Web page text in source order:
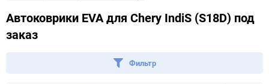
Автоковрики EVA для Chery IndiS (S18D) под
заказ
Фильтр